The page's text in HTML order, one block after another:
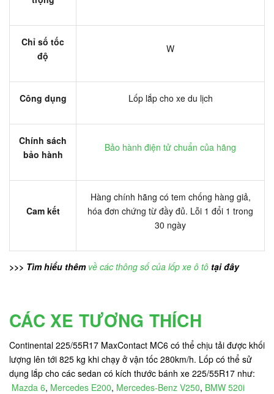
Chỉ số tốc
độ
W
Công dụng Lốp lắp cho xe du lịch
Chính sách
bảo hành
Bảo hành điện tử chuẩn của hãng
Cam kết
Hàng chính hãng có tem chống hàng giả,
hóa đơn chứng từ đầy đủ. Lỗi 1 đổi 1 trong
30 ngày
>>> Tìm hiểu thêm về các thông số của lốp xe ô tô tại đây
CÁC XE TƯƠNG THÍCH
Continental 225/55R17 MaxContact MC6 có thể chịu tải được khối
lượng lên tới 825 kg khi chạy ở vận tốc 280km/h. Lốp có thể sử
dụng lắp cho các sedan có kích thước bánh xe 225/55R17 như:
Mazda 6, Mercedes E200, Mercedes-Benz V250, BMW 520i